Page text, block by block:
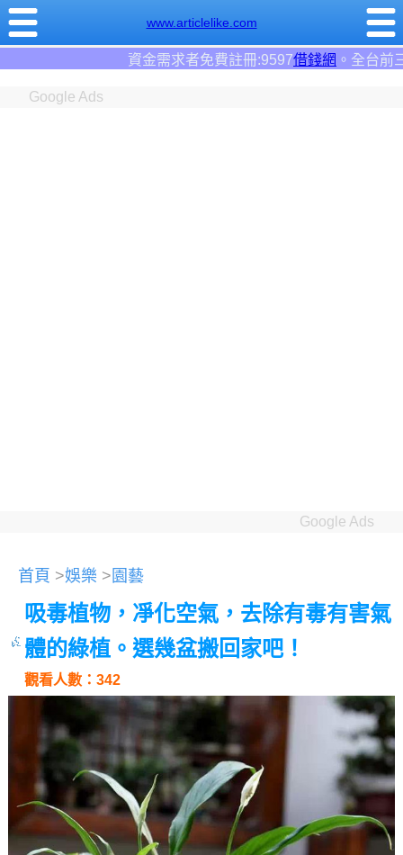
www.articlelike.com
借錢網。全台前三大借錢網站！
Google Ads
Google Ads
首頁 >娛樂 > 園藝
吸毒植物，凈化空氣，去除有毒有害氣
體的綠植。選幾盆搬回家吧！
觀看人數：342